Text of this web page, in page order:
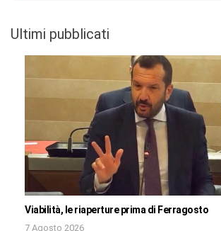
Ultimi pubblicati
Viabilità, le riaperture prima di Ferragosto
7 Agosto 2026